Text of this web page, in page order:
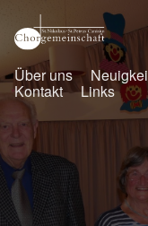
Über uns
Kontakt Links